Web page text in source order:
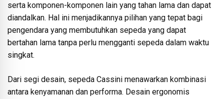
serta komponen-komponen lain yang tahan lama dan dapat
diandalkan. Hal ini menjadikannya pilihan yang tepat bagi
pengendara yang membutuhkan sepeda yang dapat
bertahan lama tanpa perlu mengganti sepeda dalam waktu
singkat.
Dari segi desain, sepeda Cassini menawarkan kombinasi
antara kenyamanan dan performa. Desain ergonomis